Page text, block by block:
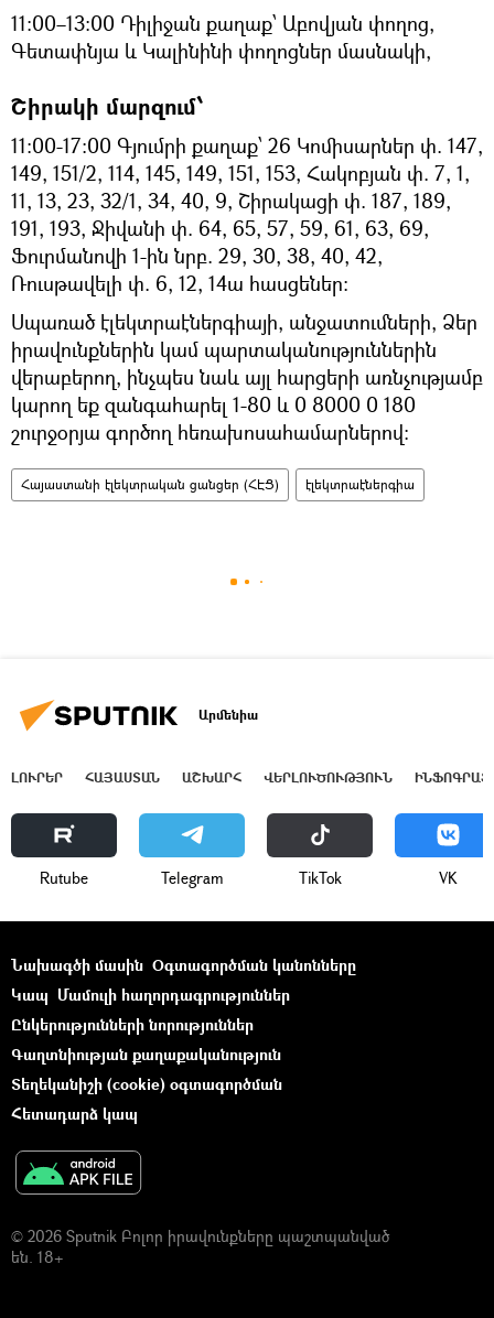
11։00–13։00 Դիլիջան քաղաք՝ Աբովյան փողոց,
Գետափնյա և Կալինինի փողոցներ մասնակի,
Շիրակի մարզում՝
11:00-17:00 Գյումրի քաղաք՝ 26 Կոմիսարներ փ. 147,
149, 151/2, 114, 145, 149, 151, 153, Հակոբյան փ. 7, 1,
11, 13, 23, 32/1, 34, 40, 9, Շիրակացի փ. 187, 189,
191, 193, Ջիվանի փ. 64, 65, 57, 59, 61, 63, 69,
Ֆուրմանովի 1-ին նրբ. 29, 30, 38, 40, 42,
Ռուսթավելի փ. 6, 12, 14ա հասցեներ:
Սպառած էլեկտրաէներգիայի, անջատումների, Ձեր
իրավունքներին կամ պարտականություններին
վերաբերող, ինչպես նաև այլ հարցերի առնչությամբ
կարող եք զանգահարել 1-80 և 0 8000 0 180
շուրջօրյա գործող հեռախոսահամարներով:
Հայաստանի էլեկտրական ցանցեր (ՀԷՑ) էլեկտրաէներգիա
Արմենիա
ԼՈՒՐԵՐ ՀԱՅԱՍՏԱՆ ԱՇԽԱՐՀ ՎԵՐԼՈՒԾՈՒԹՅՈՒՆ
Rutube Telegram ТikТоk VK
Նախագծի մասին Օգտագործման կանոնները
Կապ Մամուլի հաղորդագրություններ
Ընկերությունների նորություններ
Գաղտնիության քաղաքականություն
Տեղեկանիշի (cookie) օգտագործման
Հետադարձ կապ
© 2026 Sputnik Բոլոր իրավունքները պաշտպանված
են. 18+